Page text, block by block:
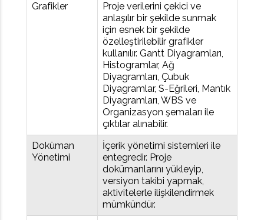
Grafikler
Proje verilerini çekici ve
anlaşılır bir şekilde sunmak
için esnek bir şekilde
özelleştirilebilir grafikler
kullanılır. Gantt Diyagramları,
Histogramlar, Ağ
Diyagramları, Çubuk
Diyagramlar, S-Eğrileri, Mantık
Diyagramları, WBS ve
Organizasyon şemaları ile
çıktılar alınabilir.
Doküman
Yönetimi
İçerik yönetimi sistemleri ile
entegredir. Proje
dokümanlarını yükleyip,
versiyon takibi yapmak,
aktivitelerle ilişkilendirmek
mümkündür.